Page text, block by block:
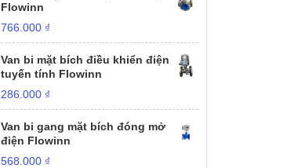
Flowinn
766.000 ₫
Van bi mặt bích điều khiển điện
tuyến tính Flowinn
286.000 ₫
Van bi gang mặt bích đóng mở
điện Flowinn
568.000 ₫